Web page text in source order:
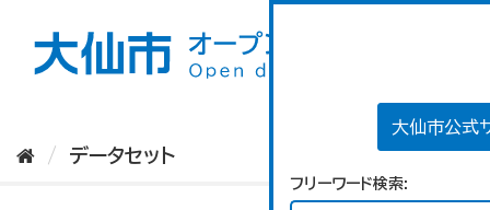
大仙市公式
フリーワード検索
データセット